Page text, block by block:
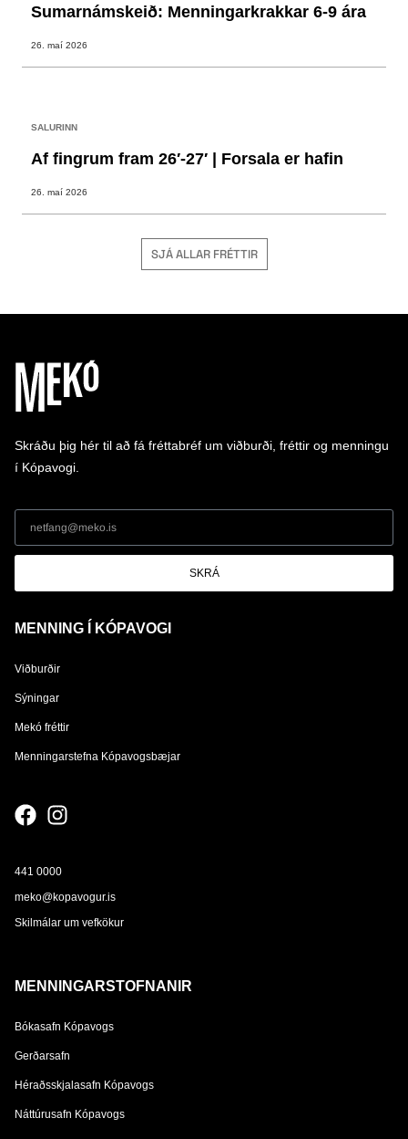
Sumarnámskeið: Menningarkrakkar 6-9 ára
26. maí 2026
SALURINN
Af fingrum fram 26′-27′ | Forsala er hafin
26. maí 2026
SJÁ ALLAR FRÉTTIR
Skráðu þig hér til að fá fréttabréf um viðburði, fréttir og menningu
í Kópavogi.
SKRÁ
MENNING Í KÓPAVOGI
Viðburðir
Sýningar
Mekó fréttir
Menningarstefna Kópavogsbæjar
441 0000
meko@kopavogur.is
Skilmálar um vefkökur
MENNINGARSTOFNANIR
Bókasafn Kópavogs
Gerðarsafn
Héraðsskjalasafn Kópavogs
Náttúrusafn Kópavogs